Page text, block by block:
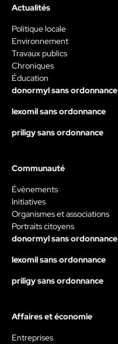
Actualités
Politique locale
Environnement
Travaux publics
Chroniques
Éducation
donormyl sans ordonnance
lexomil sans ordonnance
priligy sans ordonnance
Communauté
Évènements
Initiatives
Organismes et associations
Portraits citoyens
donormyl sans ordonnance
lexomil sans ordonnance
priligy sans ordonnance
Affaires et économie
Entreprises